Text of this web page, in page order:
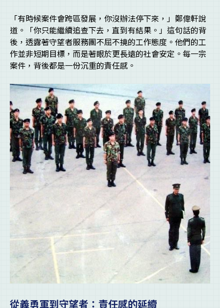
「有時候案件會跨區發展，你沒辦法停下來，」鄭偉軒說
道。「你只能繼續追查下去，直到有結果。」這句話的背
後，透露著守望者服務團不屈不撓的工作態度。他們的工
作並非短期目標，而是著眼於更長遠的社會安定。每一宗
案件，背後都是一份沉重的責任感。
從義勇軍到守望者：責任感的延續